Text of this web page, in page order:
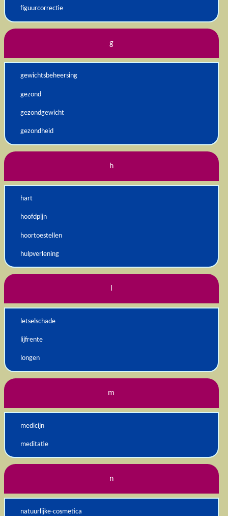
figuurcorrectie
g
gewichtsbeheersing
gezond
gezondgewicht
gezondheid
h
hart
hoofdpijn
hoortoestellen
hulpverlening
l
letselschade
lijfrente
longen
m
medicijn
meditatie
n
natuurlijke-cosmetica